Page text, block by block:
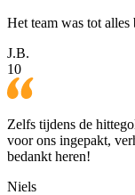
Het team was tot alles
J.B.
10
Zelfs tijdens de
voor ons ingepakt,
bedankt heren!
Niels